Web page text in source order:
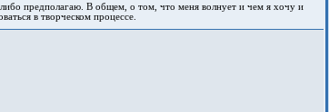
предполагаю. В общем, о том, что меня волнует и чем я хочу и
в творческом процессе.